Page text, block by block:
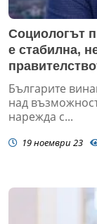
Социологът
е стабилна,
Българите
над
нарежда с...
19 ноември 23